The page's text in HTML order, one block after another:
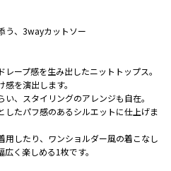
う、3wayカットソー
ープ感を生み出したニットトップス。
を演出します。
、スタイリングのアレンジも自在。
したパフ感のあるシルエットに仕上げま
用したり、ワンショルダー風の着こなし
く楽しめる1枚です。